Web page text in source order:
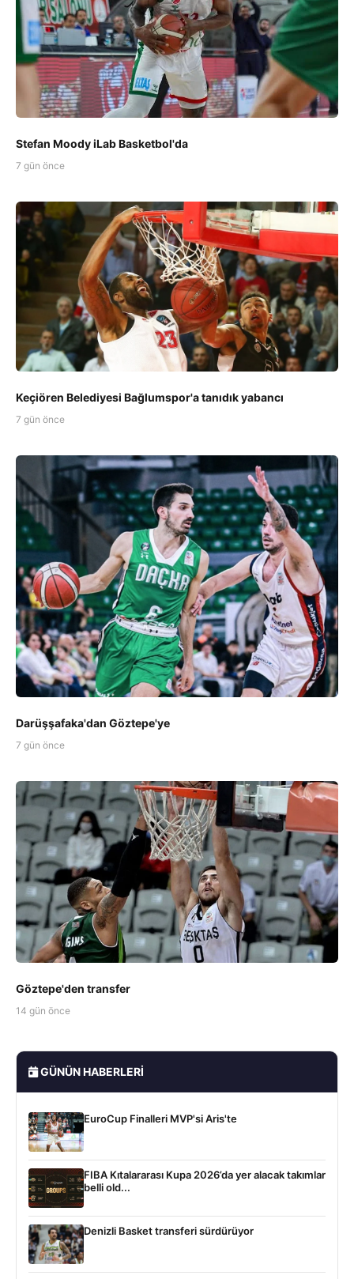
Stefan Moody iLab Basketbol'da
7 gün önce
Keçiören Belediyesi Bağlumspor'a tanıdık yabancı
7 gün önce
Darüşşafaka'dan Göztepe'ye
7 gün önce
Göztepe'den transfer
14 gün önce
GÜNÜN HABERLERI
EuroCup Finalleri MVP'si Aris'te
FIBA Kıtalararası Kupa 2026’da yer alacak takımlar
belli old...
Denizli Basket transferi sürdürüyor